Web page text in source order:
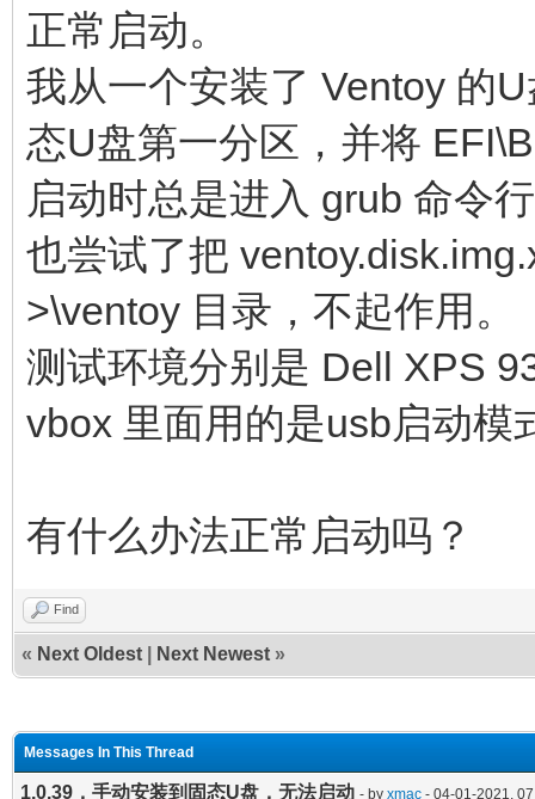
正常启动。
我从一个安装了 Ventoy 的
态U盘第一分区，并将
启动时总是进入 grub 命令
也尝试了把
>\ventoy 目录，不起作用。
测试环境分别是 Dell XPS
vbox 里面用的是usb启动模
有什么办法正常启动吗？
Find
« Next Oldest Next Newest »
Messages In This Thread
1.0.39，手动安装到固态U盘，无法启动 - by xmac - 04-01-2021,